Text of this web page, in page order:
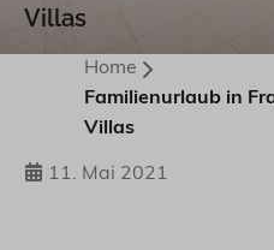
Villas
Home
Familienurlaub in
Villas
11. Mai 2021